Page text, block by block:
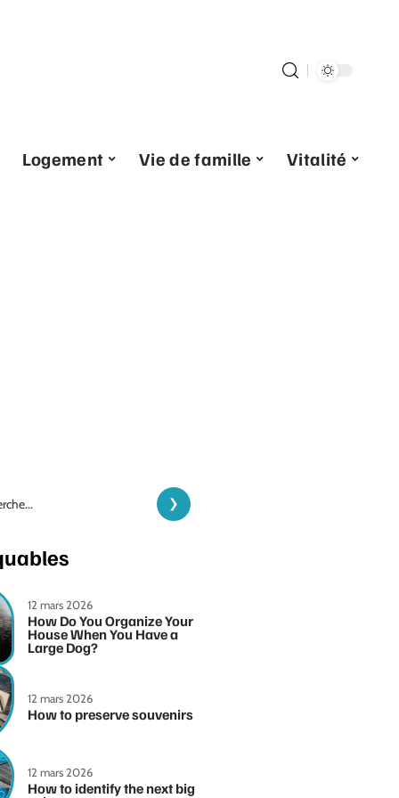
Logement Vie de famille Vitalité
12 mars 2026
How Do You Organize Your
House When You Have a
Large Dog?
12 mars 2026
How to preserve souvenirs
12 mars 2026
How to identify the next big